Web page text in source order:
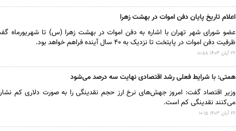
اعلام تاریخ پایان دفن اموات در بهشت زهرا
عضو شورای شهر تهران با اشاره به دفن اموات در بهشت زهرا (س) تا شهریورماه
ظرفیت دفن اموات در پایتخت تا نزدیک به ۴۰ سال آینده فراهم خواهد بود.
۲۶ آبان ۱۴۰۳ ۱۰:۵۸
همتی: با شرایط فعلی رشد اقتصادی نهایت سه درصد می‌شود
وزیر اقتصاد گفت: امروز جهش‌های نرخ ارز حجم نقدینگی را به صورت دلاری کم
می‌کنند نقدینگی کم است.
۲۶ آبان ۱۴۰۳ ۱۰:۱۵